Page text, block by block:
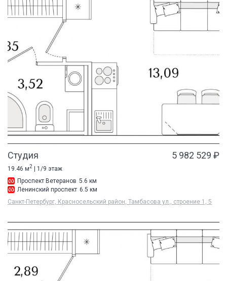
Студия 5 982 529 ₽
19.46 м2 | 1/9 этаж
Проспект Ветеранов 5.6 км
Ленинский проспект 6.5 км
Санкт-Петербург, Красносельский район, Тамбасова ул., строение 1, 5